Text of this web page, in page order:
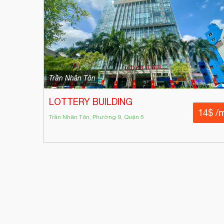
Trần Nhân Tôn
LOTTERY BUILDING
Trần Nhân Tôn, Phường 9, Quận 5 14$ /